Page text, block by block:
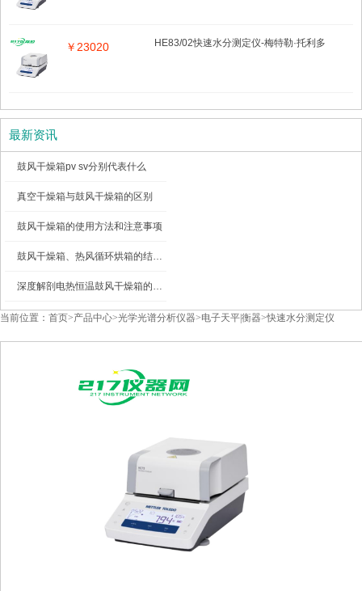
HE83/02快速水分测定仪-梅特勒·托利多
￥23020
最新资讯
鼓风干燥箱pv sv分别代表什么
真空干燥箱与鼓风干燥箱的区别
鼓风干燥箱的使用方法和注意事项
鼓风干燥箱、热风循环烘箱的结构图及工作原理
深度解剖电热恒温鼓风干燥箱的内部结构
当前位置： 首页>产品中心>光学光谱分析仪器>电子天平|衡器>快速水分测定仪